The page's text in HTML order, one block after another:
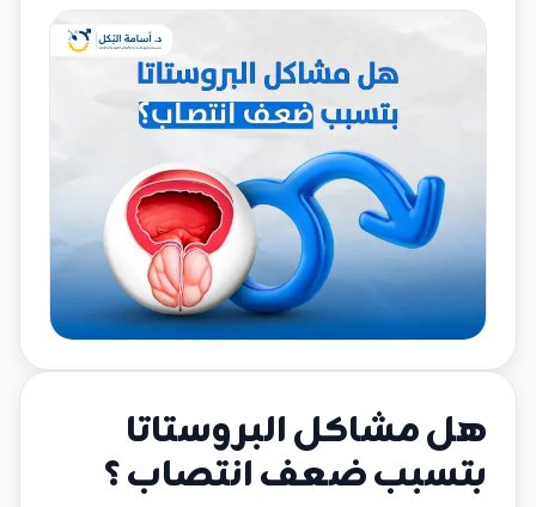
هل مشاكل البروستاتا
بتسبب ضعف انتصاب ؟